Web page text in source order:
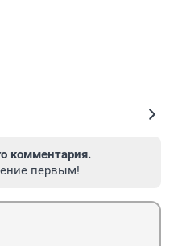
комментария.
первым!